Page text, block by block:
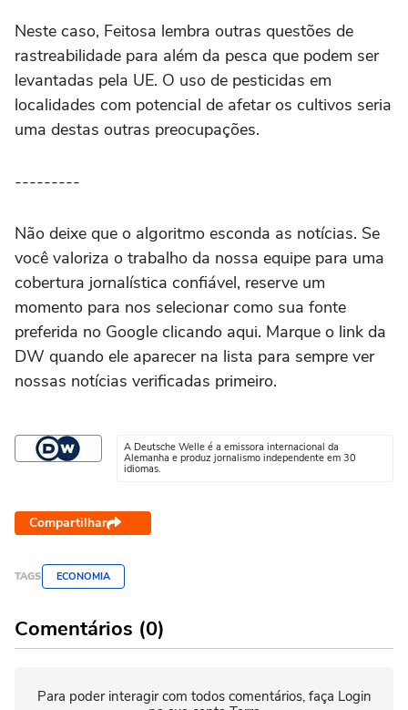
Neste caso, Feitosa lembra outras questões de
rastreabilidade para além da pesca que podem ser
levantadas pela UE. O uso de pesticidas em
localidades com potencial de afetar os cultivos seria
uma destas outras preocupações.
---------
Não deixe que o algoritmo esconda as notícias. Se
você valoriza o trabalho da nossa equipe para uma
cobertura jornalística confiável, reserve um
momento para nos selecionar como sua fonte
preferida no Google clicando aqui. Marque o link da
DW quando ele aparecer na lista para sempre ver
nossas notícias verificadas primeiro.
A Deutsche Welle é a emissora internacional da
Alemanha e produz jornalismo independente em 30
idiomas.
Compartilhar
TAGS ECONOMIA
Comentários (0)
Para poder interagir com todos comentários, faça Login